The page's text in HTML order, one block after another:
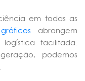
em todas as
abrangem
facilitada.
podemos